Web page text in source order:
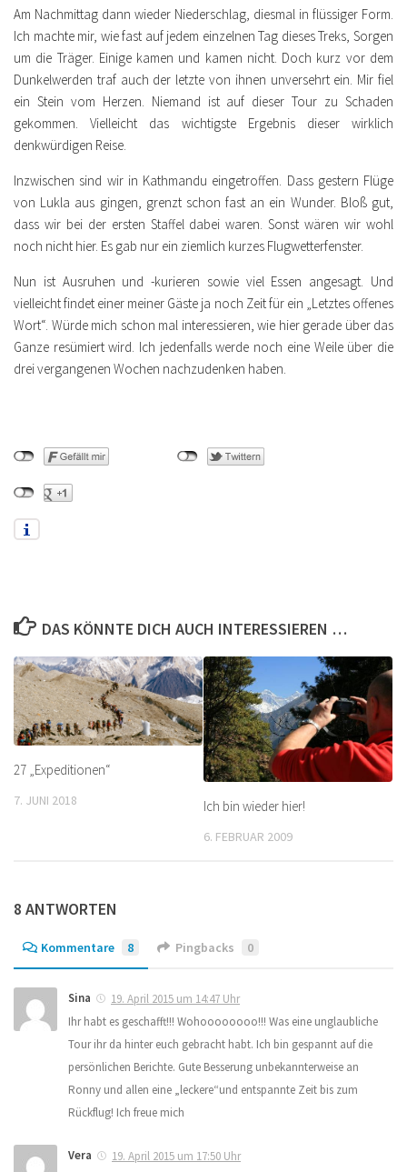
Am Nachmittag dann wieder Niederschlag, diesmal in flüssiger Form.
Ich machte mir, wie fast auf jedem einzelnen Tag dieses Treks, Sorgen
um die Träger. Einige kamen und kamen nicht. Doch kurz vor dem
Dunkelwerden traf auch der letzte von ihnen unversehrt ein. Mir fiel
ein Stein vom Herzen. Niemand ist auf dieser Tour zu Schaden
gekommen. Vielleicht das wichtigste Ergebnis dieser wirklich
denkwürdigen Reise.
Inzwischen sind wir in Kathmandu eingetroffen. Dass gestern Flüge
von Lukla aus gingen, grenzt schon fast an ein Wunder. Bloß gut,
dass wir bei der ersten Staffel dabei waren. Sonst wären wir wohl
noch nicht hier. Es gab nur ein ziemlich kurzes Flugwetterfenster.
Nun ist Ausruhen und -kurieren sowie viel Essen angesagt. Und
vielleicht findet einer meiner Gäste ja noch Zeit für ein „Letztes offenes
Wort“. Würde mich schon mal interessieren, wie hier gerade über das
Ganze resümiert wird. Ich jedenfalls werde noch eine Weile über die
drei vergangenen Wochen nachzudenken haben.
DAS KÖNNTE DICH AUCH INTERESSIEREN …
27 „Expeditionen“
7. JUNI 2018 Ich bin wieder hier!
6. FEBRUAR 2009
8 ANTWORTEN
Kommentare 8 Pingbacks 0
Sina
19. April 2015 um 14:47 Uhr
Ihr habt es geschafft!!! Wohoooooooo!!! Was eine unglaubliche
Tour ihr da hinter euch gebracht habt. Ich bin gespannt auf die
persönlichen Berichte. Gute Besserung unbekannterweise an
Ronny und allen eine „leckere“und entspannte Zeit bis zum
Rückflug! Ich freue mich
Vera
19. April 2015 um 17:50 Uhr